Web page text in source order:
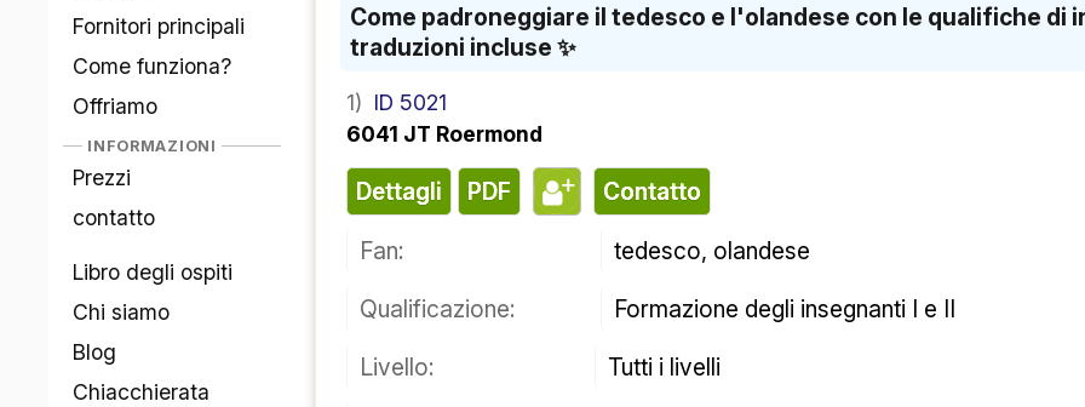
Fornitori principali
Come funziona?
Offriamo
INFORMAZIONI
Prezzi
contatto
Libro degli ospiti
Chi siamo
Blog
Chiacchierata
Come padroneggiare il tedesco e l'olandese con le qualifiche di
traduzioni incluse ✨
1) ID 5021
6041 JT Roermond
Dettagli PDF contatto
Fan:
tedesco, olandese
Qualificazione:
Formazione degli insegnanti I e II
Livello:
Tutti i livelli